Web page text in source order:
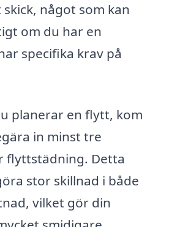
något som kan
om du har en
specifika krav på
planerar en flytt, kom
in minst tre
flyttstädning. Detta
stor skillnad i både
vilket gör din